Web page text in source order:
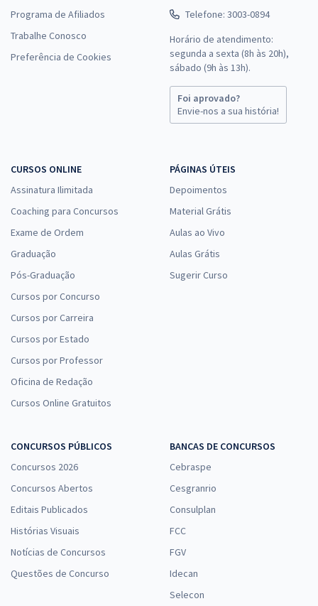
Programa de Afiliados
Trabalhe Conosco
Preferência de Cookies
Telefone: 3003-0894
Horário de atendimento:
segunda a sexta (8h às 20h),
sábado (9h às 13h).
Foi aprovado?
Envie-nos a sua história!
CURSOS ONLINE
Assinatura Ilimitada
Coaching para Concursos
Exame de Ordem
Graduação
Pós-Graduação
Cursos por Concurso
Cursos por Carreira
Cursos por Estado
Cursos por Professor
Oficina de Redação
Cursos Online Gratuitos
PÁGINAS ÚTEIS
Depoimentos
Material Grátis
Aulas ao Vivo
Aulas Grátis
Sugerir Curso
CONCURSOS PÚBLICOS
Concursos 2026
Concursos Abertos
Editais Publicados
Histórias Visuais
Notícias de Concursos
Questões de Concurso
BANCAS DE CONCURSOS
Cebraspe
Cesgranrio
Consulplan
FCC
FGV
Idecan
Selecon